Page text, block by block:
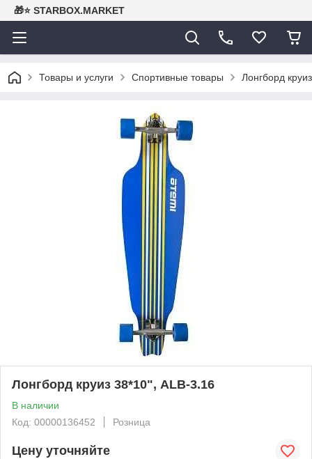
🎁⭐ STARBOX.MARKET
Товары и услуги Спортивные товары Лонгборд
Лонгборд круиз 38*10", ALB-3.16
В наличии
Код: 00000136452
Розница
Цену уточняйте